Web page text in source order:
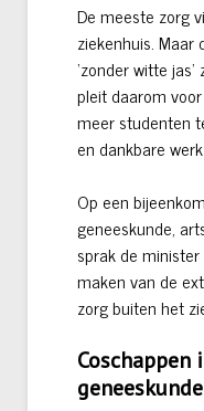
De meeste zorg
ziekenhuis.
‘zonder witte
pleit daarom
meer studenten
en dankbare
Op een
geneeskunde,
sprak de
maken van de
zorg buiten het
Coschappen
geneeskunde